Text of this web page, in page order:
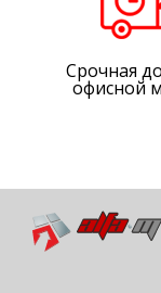
Срочная
офисной